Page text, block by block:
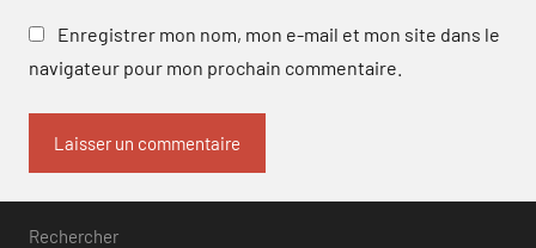
Enregistrer mon nom, mon e-mail et mon site dans le
navigateur pour mon prochain commentaire.
Rechercher